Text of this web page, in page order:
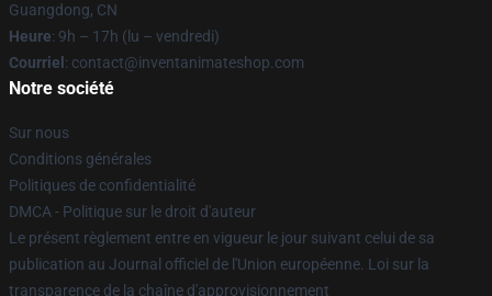
Guangdong, CN
Heure: 9h – 17h (lu – vendredi)
Courriel : contact@inventanimateshop.com
Notre société
Sur nous
Conditions générales
Politiques de confidentialité
DMCA - Politique sur le droit d'auteur
Le présent règlement entre en vigueur le jour suivant celui de sa
publication au Journal officiel de l'Union européenne. Loi sur la
transparence de la chaîne d'approvisionnement